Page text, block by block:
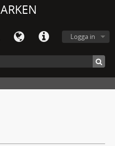
ARKEN
Logga in